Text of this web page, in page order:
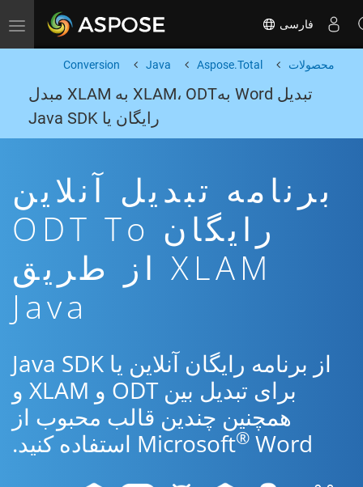
Toggle navigation فارسی
محصولات Aspose.Total
Java
Conversion
تبدیل Word بهXLAM، ODT به XLAM مبدل
رایگان یا Java SDK
برنامه تبدیل آنلاین
رایگان ODT To
XLAM از طریق
Java
از برنامه رایگان آنلاین یا Java SDK
برای تبدیل بین ODT و XLAM و
همچنین چندین قالب محبوب از
Microsoft® Word استفاده کنید.